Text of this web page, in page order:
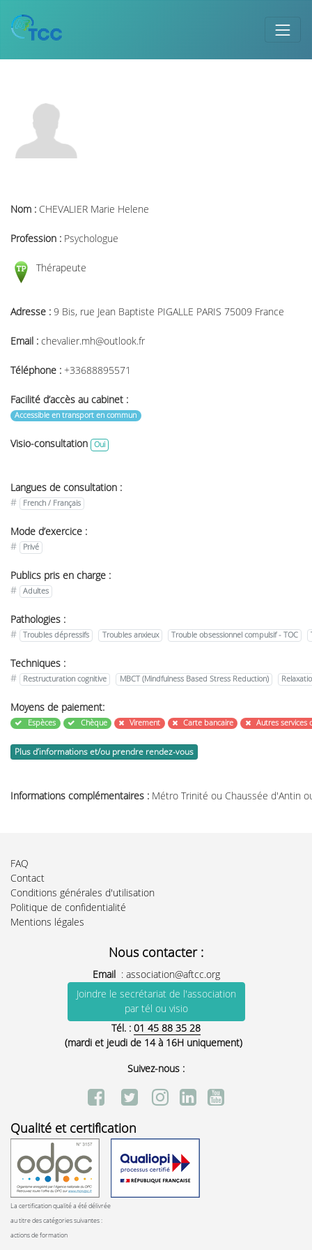
Nom : CHEVALIER Marie Helene
Profession : Psychologue
Thérapeute
Adresse : 9 Bis, rue Jean Baptiste PIGALLE PARIS 75009 France
Email : chevalier.mh@outlook.fr
Téléphone : +33688895571
Facilité d’accès au cabinet :
Accessible en transport en commun
Visio-consultation Oui
Langues de consultation :
#
French / Français
Mode d’exercice :
#
Privé
Publics pris en charge :
#
Adultes
Pathologies :
#
Troubles dépressifs Troubles anxieux Trouble obsessionnel compulsif - TOC
Techniques :
#
Restructuration cognitive MBCT (Mindfulness Based Stress Reduction)
Moyens de paiement:
Espèces Chèque Virement Carte bancaire Autres services
Plus d’informations et/ou prendre rendez-vous
Informations complémentaires : Métro Trinité ou Chaussée d'Antin
FAQ
Contact
Conditions générales d'utilisation
Politique de confidentialité
Mentions légales
Nous contacter :
Email : association@aftcc.org
Joindre le secrétariat de l'association
par tél ou visio
Tél. : 01 45 88 35 28
(mardi et jeudi de 14 à 16H uniquement)
Suivez-nous :
Qualité et certification
La certification qualité a été délivrée
au titre des catégories suivantes :
actions de formation